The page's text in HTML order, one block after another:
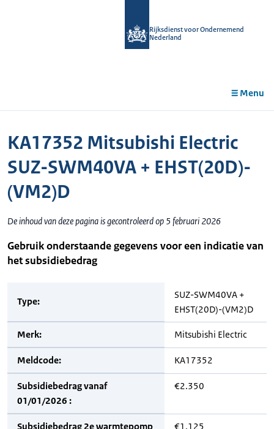
Rijksdienst voor Ondernemend
Nederland
Menu
KA17352 Mitsubishi Electric
SUZ-SWM40VA + EHST(20D)-
(VM2)D
De inhoud van deze pagina is gecontroleerd op 5 februari 2026
Gebruik onderstaande gegevens voor een indicatie van
het subsidiebedrag
Type:
SUZ-SWM40VA +
EHST(20D)-(VM2)D
Merk: Mitsubishi Electric
Meldcode: KA17352
Subsidiebedrag vanaf
01/01/2026 :
€2.350
Subsidiebedrag 2e warmtepomp
€1.125